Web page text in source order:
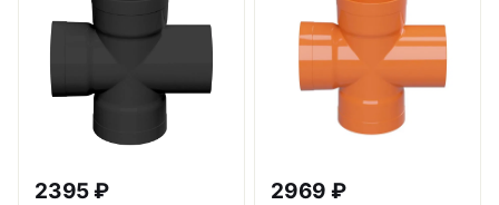
2395 ₽ 2969 ₽